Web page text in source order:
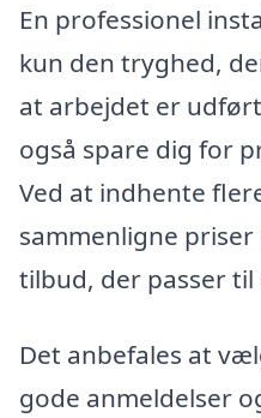
En professionel
kun den tryghed,
at arbejdet er
også spare dig for
Ved at indhente
sammenligne
tilbud, der passer
Det anbefales at
gode anmeldelser